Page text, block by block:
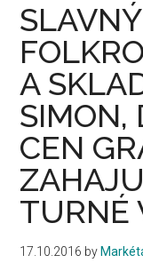
A
SIMON,
CEN
TURNÉ
17.10.2016 by